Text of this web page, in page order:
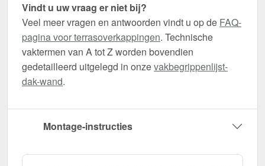
Vindt u uw vraag er niet bij?
Veel meer vragen en antwoorden vindt u op de FAQ-
pagina voor terrasoverkappingen. Technische
vaktermen van A tot Z worden bovendien
gedetailleerd uitgelegd in onzevakbegrippenlijst-
dak-wand.
Montage-instructies